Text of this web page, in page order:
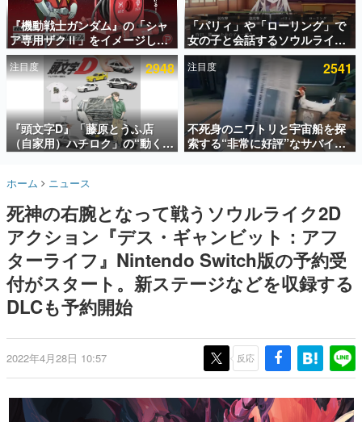
アプリセール情報
インタビュー
連載・特集一覧
殿堂入り記事
SNS拡散数が数千以上！ ページビュー数万以上！ などな
ど。多くの人々に読まれた、電ファミ渾身の“殿堂入り”記
事をまとめました。
名作ゲームクリエイターの方々に製作時のエピソードをお
きます。
赫本
この物語を解いてはいけない。『赫本』は、〈試験問題〉
の形をした短編ホラー小説集です。
新世代に訊く
これからのデジタルゲーム市場を担う若きクリエイター達
ゲーム世代の作家たち
ゲームに多大な影響を受けた作家さんに取材し、ゲームが
画です。
『機動戦士ガンダム』の「シャ
ア専用ザクⅡ」をイメージした
散水ホースリールが予約開始。
本体にはシャアのパーソナルマ
ークやジオン公国軍のエンブレ
ム、型式番号などを配置
「パリィ」や「ローリング」で
女の子と会話するソウルライク
恋愛ゲーム『小早川さんはソウ
ルライク』無料公開。返事に失
敗すると「YOU DIED」
注目度 2948
『頭文字D』「藤原とうふ店
（自家用）ハチロク」の“動くテ
ィッシュケース”が買えるポップ
ガの舞台である群馬の「イオン
モール高崎」にて、8月11日か
ら8月20日までの期間限定で開
催予定
注目度 2541
不死身のニワトリと宇宙船を探
索する“非常に好評”なサバイバ
ルゲーム『Breathedge』が無
ホーム ニュース
死神の右腕となって戦うソウルライク2D
アクション『デス・ギャンビット：アフ
ターライフ』Nintendo Switch版の予約受
付がスタート。新ステージなどを収録する
DLCも予約開始
2022年4月28日 10:57 反応